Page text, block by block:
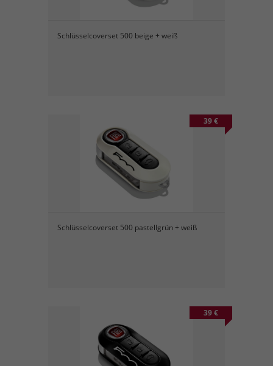
Schlüsselcoverset 500 beige + weiß
39 €
Schlüsselcoverset 500 pastellgrün + weiß
39 €